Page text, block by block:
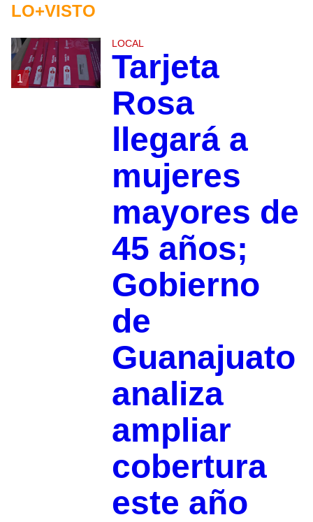
LO+VISTO
1
LOCAL
Tarjeta
Rosa
llegará a
mujeres
mayores de
45 años;
Gobierno
de
Guanajuato
analiza
ampliar
cobertura
este año